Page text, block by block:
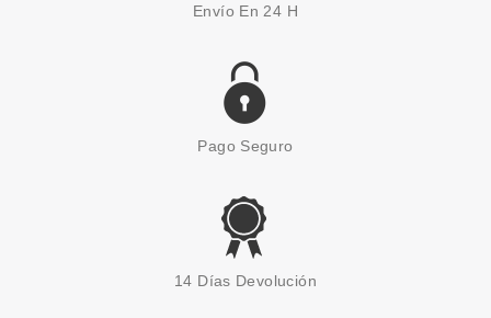
MONTAGNE JEUNESSE
MONTAGNE JEUNESSE 7TH
HEAVEN SHIMMER & SHINE
Envío En 24 H
Pago Seguro
14 Días Devolución